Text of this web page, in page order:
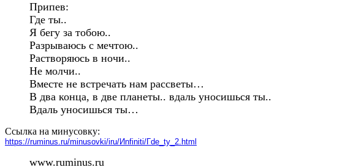
Припев:
Где ты..
Я бегу за тобою..
Разрываюсь с мечтою..
Растворяюсь в ночи..
Не молчи..
Вместе не встречать нам рассветы…
В два конца, в две планеты.. вдаль уносишься ты..
Ссылка на минусовку:
https://ruminus.ru/minusovki/iru/Иnfiniti/Гde_ty_2.html
www.ruminus.ru